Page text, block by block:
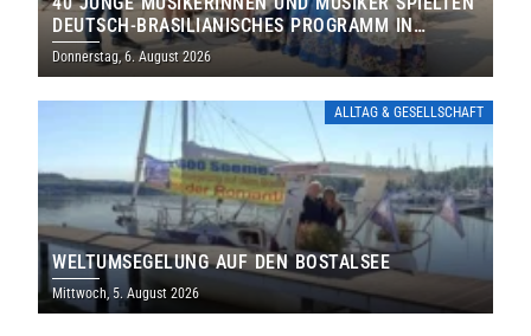
DEUTSCH-BRASILIANISCHES PROGRAMM IN
THOLEY
Donnerstag, 6. August 2026
ALLTAG & GESELLSCHAFT
WELTUMSEGELUNG AUF DEN BOSTALSEE
Mittwoch, 5. August 2026